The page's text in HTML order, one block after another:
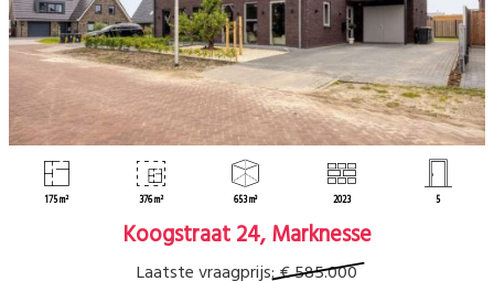
175 m² 376 m² 653 m³ 2023 5
Koogstraat 24, Marknesse
Laatste vraagprijs:€ 585.000